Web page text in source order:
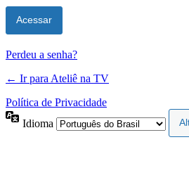
Perdeu a senha?
← Ir para Ateliê na TV
Política de Privacidade
Idioma